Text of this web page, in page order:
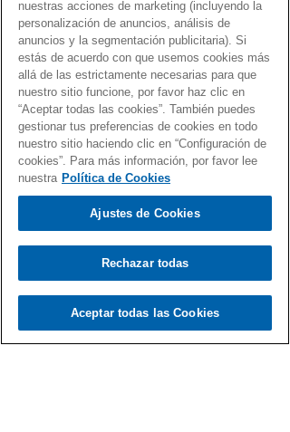
Fernando Martín
12 may 2021
Gen Dro con acento del Sur
Una selección de canciones con el Gen Dro y
acento muy español
Load video
nuestras acciones de marketing (incluyendo la
personalización de anuncios, análisis de
anuncios y la segmentación publicitaria). Si
estás de acuerdo con que usemos cookies más
allá de las estrictamente necesarias para que
nuestro sitio funcione, por favor haz clic en
“Aceptar todas las cookies”. También puedes
gestionar tus preferencias de cookies en todo
nuestro sitio haciendo clic en “Configuración de
cookies”. Para más información, por favor lee
nuestra Política de Cookies
Ajustes de Cookies
Rechazar todas
Aceptar todas las Cookies